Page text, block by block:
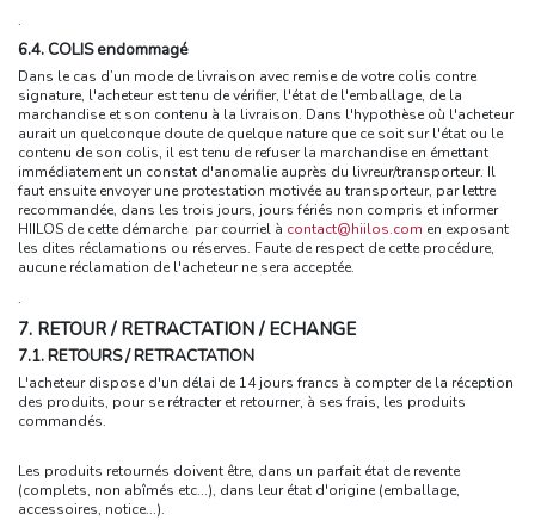
.
6.4. COLIS endommagé
Dans le cas d’un mode de livraison avec remise de votre colis contre
signature, l'acheteur est tenu de vérifier, l'état de l'emballage, de la
marchandise et son contenu à la livraison. Dans l'hypothèse où l'acheteur
aurait un quelconque doute de quelque nature que ce soit sur l'état ou le
contenu de son colis, il est tenu de refuser la marchandise en émettant
immédiatement un constat d'anomalie auprès du livreur/transporteur. Il
faut ensuite envoyer une protestation motivée au transporteur, par lettre
recommandée, dans les trois jours, jours fériés non compris et informer
HIILOS de cette démarche par courriel à contact@hiilos.com en exposant
les dites réclamations ou réserves. Faute de respect de cette procédure,
aucune réclamation de l'acheteur ne sera acceptée.
.
7. RETOUR / RETRACTATION / ECHANGE
7.1. RETOURS / RETRACTATION
L'acheteur dispose d'un délai de 14 jours francs à compter de la réception
des produits, pour se rétracter et retourner, à ses frais, les produits
commandés.
Les produits retournés doivent être, dans un parfait état de revente
(complets, non abîmés etc...), dans leur état d'origine (emballage,
accessoires, notice...).